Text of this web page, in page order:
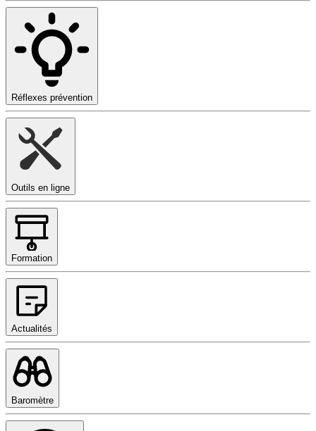
Réflexes prévention
Outils en ligne
Formation
Actualités
Baromètre